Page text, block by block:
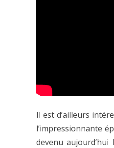
Il est d’ailleurs
l’impressionnante
devenu aujourd’hui